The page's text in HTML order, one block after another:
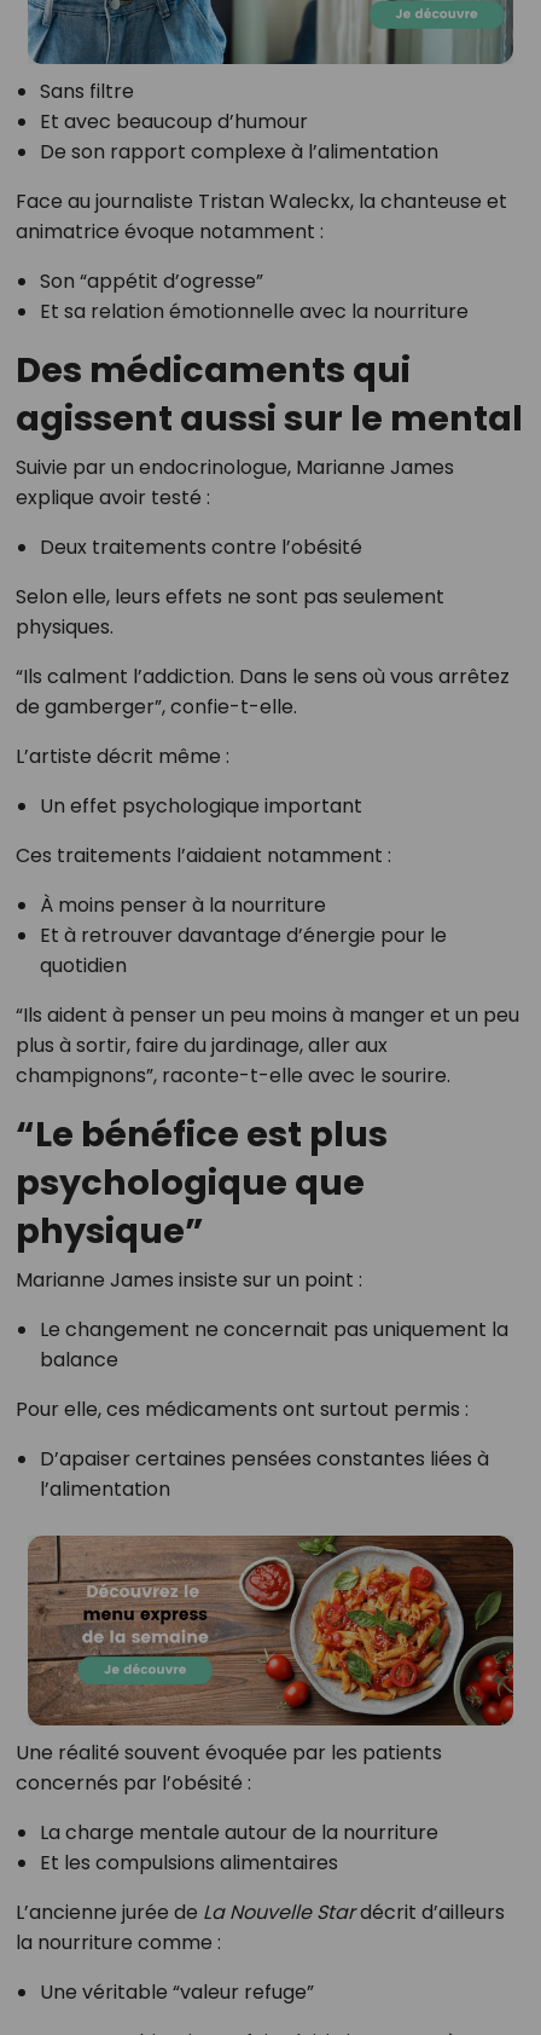
Sans filtre
Et avec beaucoup d’humour
De son rapport complexe à l’alimentation
Face au journaliste Tristan Waleckx, la chanteuse et
animatrice évoque notamment :
Son “appétit d’ogresse”
Et sa relation émotionnelle avec la nourriture
Des médicaments qui
agissent aussi sur le mental
Suivie par un endocrinologue, Marianne James
explique avoir testé :
Deux traitements contre l’obésité
Selon elle, leurs effets ne sont pas seulement
physiques.
“Ils calment l’addiction. Dans le sens où vous arrêtez
de gamberger”, confie-t-elle.
L’artiste décrit même :
Un effet psychologique important
Ces traitements l’aidaient notamment :
À moins penser à la nourriture
Et à retrouver davantage d’énergie pour le
quotidien
“Ils aident à penser un peu moins à manger et un peu
plus à sortir, faire du jardinage, aller aux
champignons”, raconte-t-elle avec le sourire.
“Le bénéfice est plus
psychologique que
physique”
Marianne James insiste sur un point :
Le changement ne concernait pas uniquement la
balance
Pour elle, ces médicaments ont surtout permis :
D’apaiser certaines pensées constantes liées à
l’alimentation
Une réalité souvent évoquée par les patients
concernés par l’obésité :
La charge mentale autour de la nourriture
Et les compulsions alimentaires
L’ancienne jurée de La Nouvelle Stardécrit d’ailleurs
la nourriture comme :
Une véritable “valeur refuge”